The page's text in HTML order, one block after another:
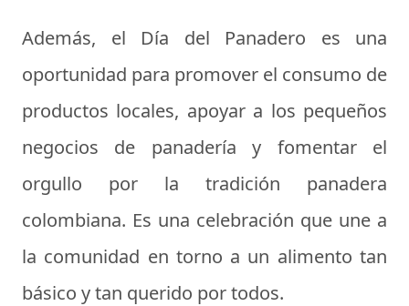
Además, el Día del Panadero es una
oportunidad para promover el consumo de
productos locales, apoyar a los pequeños
negocios de panadería y fomentar el
orgullo por la tradición panadera
colombiana. Es una celebración que une a
la comunidad en torno a un alimento tan
básico y tan querido por todos.